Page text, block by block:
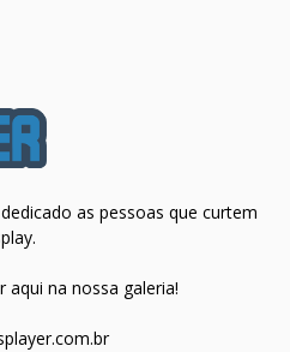
as pessoas que curtem
aqui na nossa galeria!